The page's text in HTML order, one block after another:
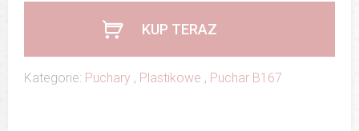
KUP TERAZ
Kategorie: Puchary , Plastikowe , Puchar B167